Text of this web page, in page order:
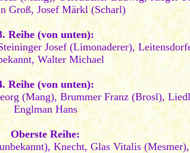
Groß, Josef Märkl (Scharl)
Reihe (von unten):
Josef (Limonaderer),
Walter Michael
Reihe (von unten):
(Mang), Brummer Franz (Brosl),
Englman Hans
Oberste Reihe:
Knecht, Glas Vitalis